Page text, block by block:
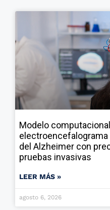
Modelo
del Alzheimer con
pruebas invasivas
LEER MÁS »
agosto 6, 2026